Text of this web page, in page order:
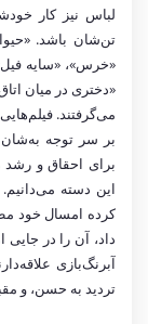
لباس نیز کار
تن‌شان باشد.
«خرس»، «سایه
«دختری در میان
می‌گرفتند.
بر سر توجه به‌شان
برای احقاق و رشد
این دسته
کرده امسال خود
داد، آن را در
آبرنگ‌بازی
تردید به حسن، و